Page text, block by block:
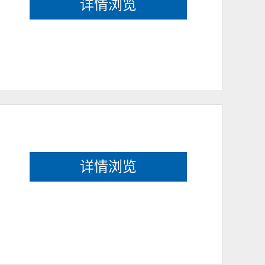
详情浏览
详情浏览